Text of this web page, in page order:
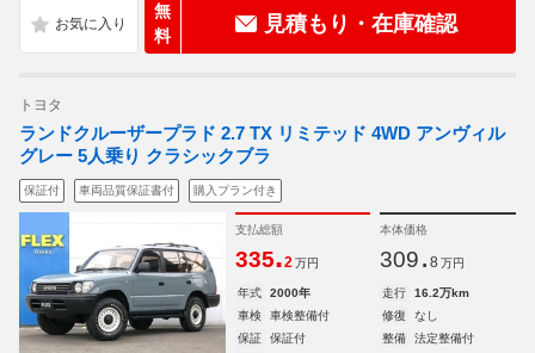
無
料
見積もり・在庫確認
トヨタ
ランドクルーザープラド 2.7 TX リミテッド 4WD アンヴィル
グレー 5人乗り クラシックブラ
保証付 車両品質保証書付 購入プラン付き
支払総額
335.2 万円
本体価格
309. 8 万円
年式 2000年 走行
16.2万km
車検
車検整備付 修復
なし
保証
保証付 整備
法定整備付